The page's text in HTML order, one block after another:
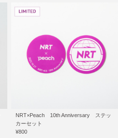
NRT×Peach 10th Anniversary ステッ
カーセット
¥800